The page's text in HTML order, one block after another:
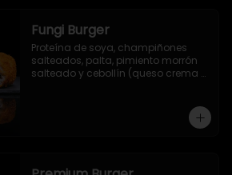
Fungi Burger
Proteína de soya, champiñones
salteados, palta, pimiento morrón
salteado y cebollín (queso crema